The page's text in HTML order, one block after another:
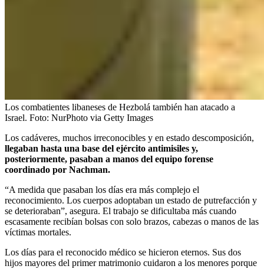
Los combatientes libaneses de Hezbolá también han atacado a
Israel. Foto: NurPhoto via Getty Images
Los cadáveres, muchos irreconocibles y en estado descomposición,
llegaban hasta una base del ejército antimisiles y,
posteriormente, pasaban a manos del equipo forense
coordinado por Nachman.
“A medida que pasaban los días era más complejo el
reconocimiento. Los cuerpos adoptaban un estado de putrefacción y
se deterioraban”, asegura. El trabajo se dificultaba más cuando
escasamente recibían bolsas con solo brazos, cabezas o manos de las
víctimas mortales.
Los días para el reconocido médico se hicieron eternos. Sus dos
hijos mayores del primer matrimonio cuidaron a los menores porque